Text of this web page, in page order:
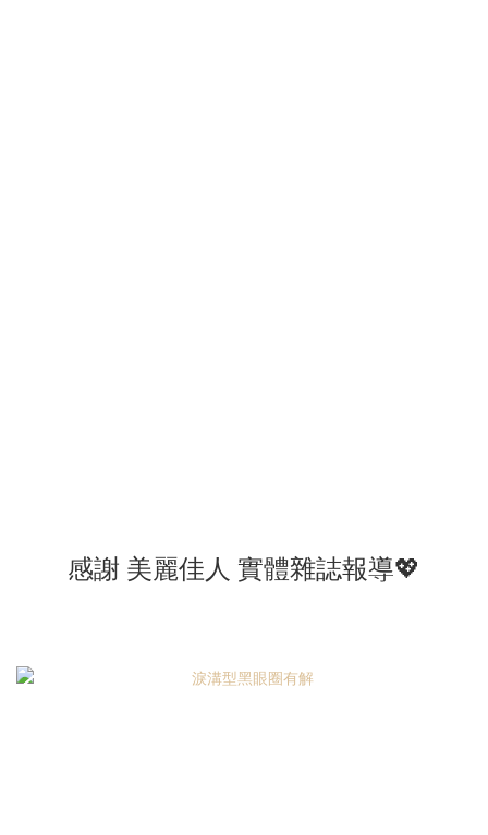
感謝 美麗佳人 實體雜誌報導💖